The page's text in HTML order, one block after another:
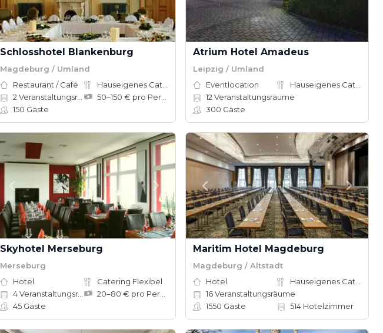
Schlosshotel Blankenburg
Magdeburg / Umland
Restaurant / Café
2 Veranstaltungsräume
150 Gäste
Atrium Hotel Amadeus
Leipzig / Umland
Eventlocation
12 Veranstaltungsräume
300 Gäste
Skyhotel Merseburg
Merseburg
Hotel
Catering Flexibel
4Veranstaltungsräume
45 Gäste
Maritim Hotel Magdeburg
Magdeburg / Altstadt
Hotel
16Veranstaltungsräume
1550 Gäste 514 Hotelzimmer